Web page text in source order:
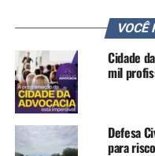
acordo com o
cadastradas não moram
volumosas. Outra
152.780 famílias que
confirmado.
O cadastro duplo
VOCÊ
Cidade
mil
Defesa
para